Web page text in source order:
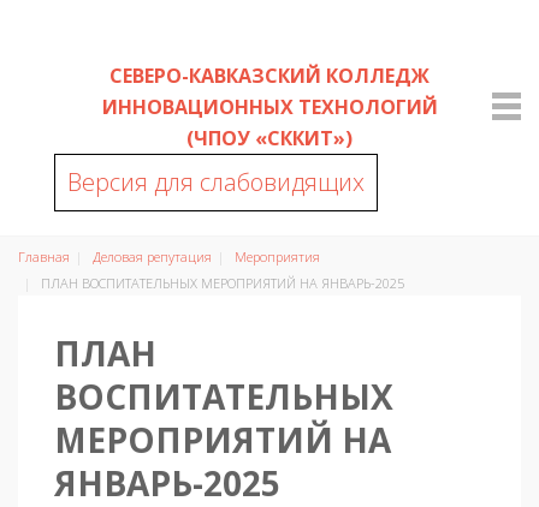
СЕВЕРО-КАВКАЗСКИЙ КОЛЛЕДЖ
ИННОВАЦИОННЫХ ТЕХНОЛОГИЙ
(ЧПОУ «СККИТ»)
Версия для слабовидящих
Главная Деловая репутация
Мероприятия
ПЛАН ВОСПИТАТЕЛЬНЫХ МЕРОПРИЯТИЙ НА ЯНВАРЬ-2025
ПЛАН
ВОСПИТАТЕЛЬНЫХ
МЕРОПРИЯТИЙ НА
ЯНВАРЬ-2025